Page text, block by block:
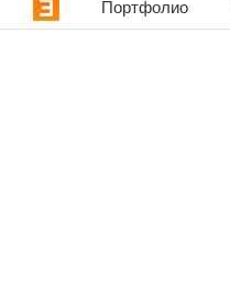
Портфолио